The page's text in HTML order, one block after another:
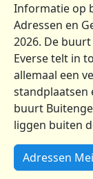
Informatie op
Adressen en
2026. De
Everse telt in
allemaal een
standplaatsen
buurt
liggen buiten
Adressen